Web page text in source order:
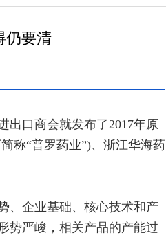
仍要清
出口商会就发布了2017年原
称“普罗药业”)、浙江华海药
、企业基础、核心技术和产
势严峻，相关产品的产能过